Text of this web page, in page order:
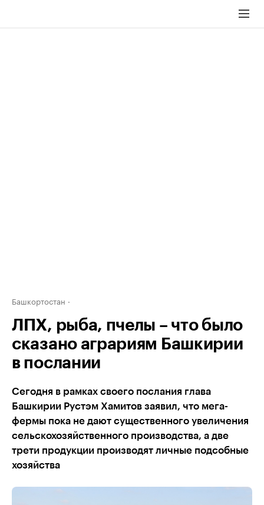
Башкортостан
ЛПХ, рыба, пчелы – что было
сказано аграриям Башкирии
в послании
Сегодня в рамках своего послания глава
Башкирии Рустэм Хамитов заявил, что мега-
фермы пока не дают существенного увеличения
сельскохозяйственного производства, а две
трети продукции производят личные подсобные
хозяйства